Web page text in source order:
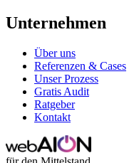
Unternehmen
Über uns
Referenzen & Cases
Unser Prozess
Gratis Audit
Ratgeber
Kontakt